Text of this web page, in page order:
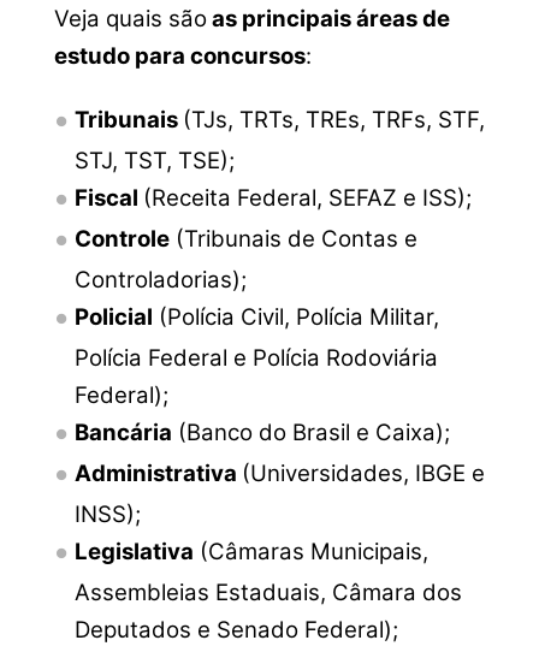
Veja quais sãoas principais áreas de
estudo para concursos:
Tribunais (TJs, TRTs, TREs, TRFs, STF,
STJ, TST, TSE);
Fiscal (Receita Federal, SEFAZ e ISS);
Controle(Tribunais de Contas e
Controladorias);
Policial (Polícia Civil, Polícia Militar,
Polícia Federal e Polícia Rodoviária
Federal);
Bancária (Banco do Brasil e Caixa);
Administrativa (Universidades, IBGE e
INSS);
Legislativa (Câmaras Municipais,
Assembleias Estaduais, Câmara dos
Deputados e Senado Federal);